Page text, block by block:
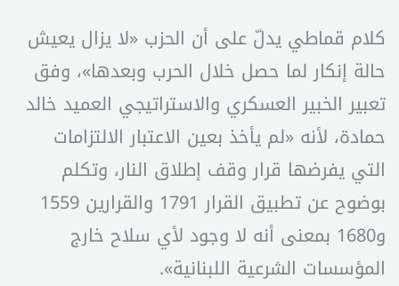
كلام قماطي يدلّ على أن الحزب «لا يزال يعيش
حالة إنكار لما حصل خلال الحرب وبعدها»، وفق
تعبير الخبير العسكري والاستراتيجي العميد خالد
حمادة، لأنه «لم يأخذ بعين الاعتبار الالتزامات
التي يفرضها قرار وقف إطلاق النار، وتكلم
بوضوح عن تطبيق القرار 1791 والقرارين 1559
و1680 بمعنى أنه لا وجود لأي سلاح خارج
المؤسسات الشرعية اللبنانية».